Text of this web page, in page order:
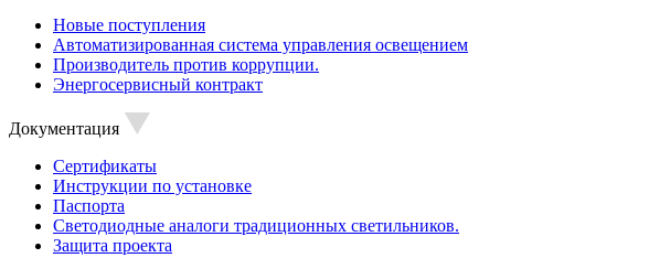
Новые поступления
Автоматизированная система управления освещением
Производитель против коррупции.
Энергосервисный контракт
Документация
Сертификаты
Инструкции по установке
Паспорта
Светодиодные аналоги традиционных светильников.
Защита проекта